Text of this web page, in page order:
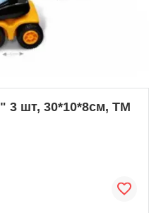
3 шт, 30*10*8см, ТМ